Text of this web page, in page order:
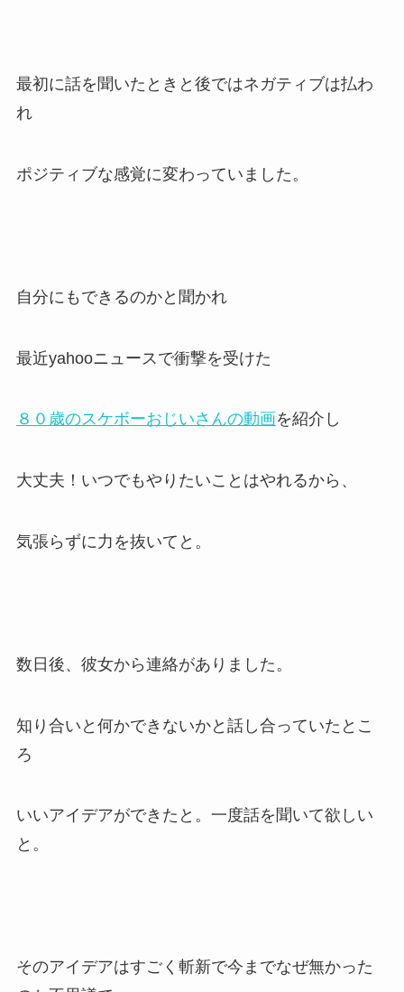
最初に話を聞いたときと後ではネガティブは払わ
れ
ポジティブな感覚に変わっていました。
自分にもできるのかと聞かれ
最近yahooニュースで衝撃を受けた
８０歳のスケボーおじいさんの動画を紹介し
大丈夫！いつでもやりたいことはやれるから、
気張らずに力を抜いてと。
数日後、彼女から連絡がありました。
知り合いと何かできないかと話し合っていたとこ
ろ
いいアイデアができたと。一度話を聞いて欲しい
と。
そのアイデアはすごく斬新で今までなぜ無かった